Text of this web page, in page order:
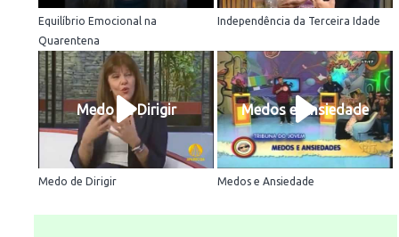
Equilíbrio Emocional na
Quarentena
Independência da Terceira Idade
Medo de Dirigir
Medo de Dirigir
Medos e Ansiedade
Medos e Ansiedade